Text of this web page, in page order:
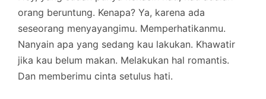
orang beruntung. Kenapa? Ya, karena ada
seseorang menyayangimu. Memperhatikanmu.
Nanyain apa yang sedang kau lakukan. Khawatir
jika kau belum makan. Melakukan hal romantis.
Dan memberimu cinta setulus hati.